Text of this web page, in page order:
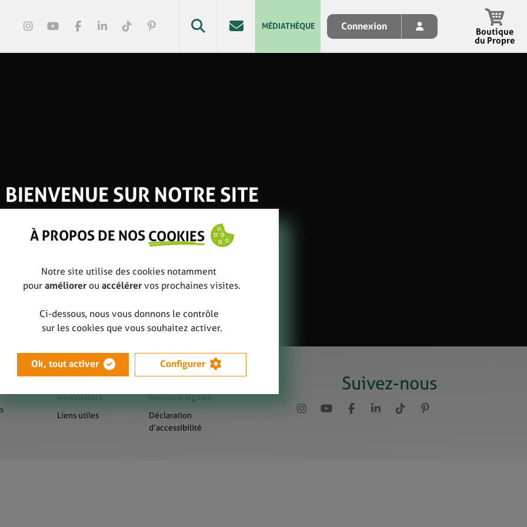
MÉDIATHÈQUE Connexion
Boutique
du Propre
Presse
Newsletters
Liens utiles
Sitemap
Mentions légales
Déclaration
d’accessibilité
Suivez-nous
BIENVENUE SUR NOTRE SITE
À PROPOS DE NOS COOKIES
Notre site utilise des cookies notamment
pour améliorer ou accélérer vos prochaines visites.
Ci-dessous, nous vous donnons le contrôle
sur les cookies que vous souhaitez activer.
Ok, tout activer Configurer